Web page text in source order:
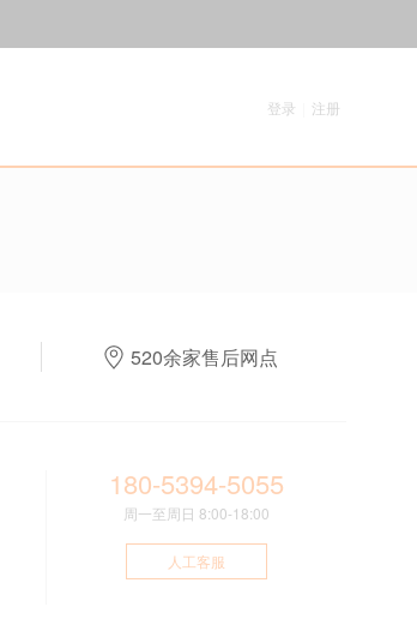
登录 注册
520余家售后网点
180-5394-5055
周一至周日 8:00-18:00
人工客服